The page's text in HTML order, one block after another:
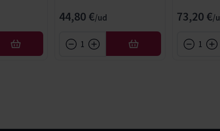
AÑADIR
44,80 €
AÑADIR
73,20 €